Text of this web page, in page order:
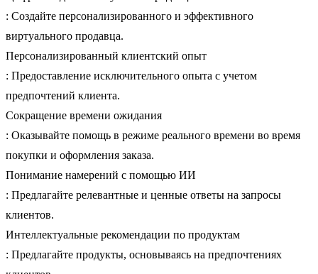
: Создайте персонализированного и эффективного
виртуального продавца.
Персонализированный клиентский опыт
: Предоставление исключительного опыта с учетом
предпочтений клиента.
Сокращение времени ожидания
: Оказывайте помощь в режиме реального времени во время
покупки и оформления заказа.
Понимание намерений с помощью ИИ
: Предлагайте релевантные и ценные ответы на запросы
клиентов.
Интеллектуальные рекомендации по продуктам
: Предлагайте продукты, основываясь на предпочтениях